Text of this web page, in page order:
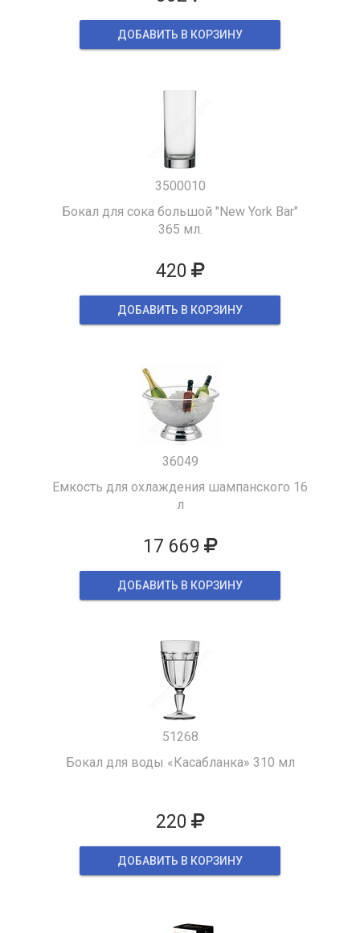
ДОБАВИТЬ В КОРЗИНУ
3500010
Бокал для сока большой "New York Bar"
365 мл.
420
ДОБАВИТЬ В КОРЗИНУ
36049
Емкость для охлаждения шампанского 16
л
17 669
ДОБАВИТЬ В КОРЗИНУ
51268
Бокал для воды «Касабланка» 310 мл
220
ДОБАВИТЬ В КОРЗИНУ